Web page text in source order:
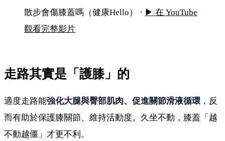
散步會傷膝蓋嗎（健康Hello） · ▶ 在 YouTube
觀看完整影片
走路其實是「護膝」的
適度走路能強化大腿與臀部肌肉、促進關節滑液循環 ，反
而有助於保護膝關節、維持活動度。久坐不動，膝蓋「越
不動越僵」才更不利。